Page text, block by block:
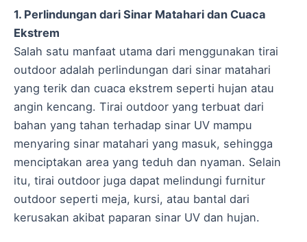
1. Perlindungan dari Sinar Matahari dan Cuaca
Ekstrem
Salah satu manfaat utama dari menggunakan tirai
outdoor adalah perlindungan dari sinar matahari
yang terik dan cuaca ekstrem seperti hujan atau
angin kencang. Tirai outdoor yang terbuat dari
bahan yang tahan terhadap sinar UV mampu
menyaring sinar matahari yang masuk, sehingga
menciptakan area yang teduh dan nyaman. Selain
itu, tirai outdoor juga dapat melindungi furnitur
outdoor seperti meja, kursi, atau bantal dari
kerusakan akibat paparan sinar UV dan hujan.